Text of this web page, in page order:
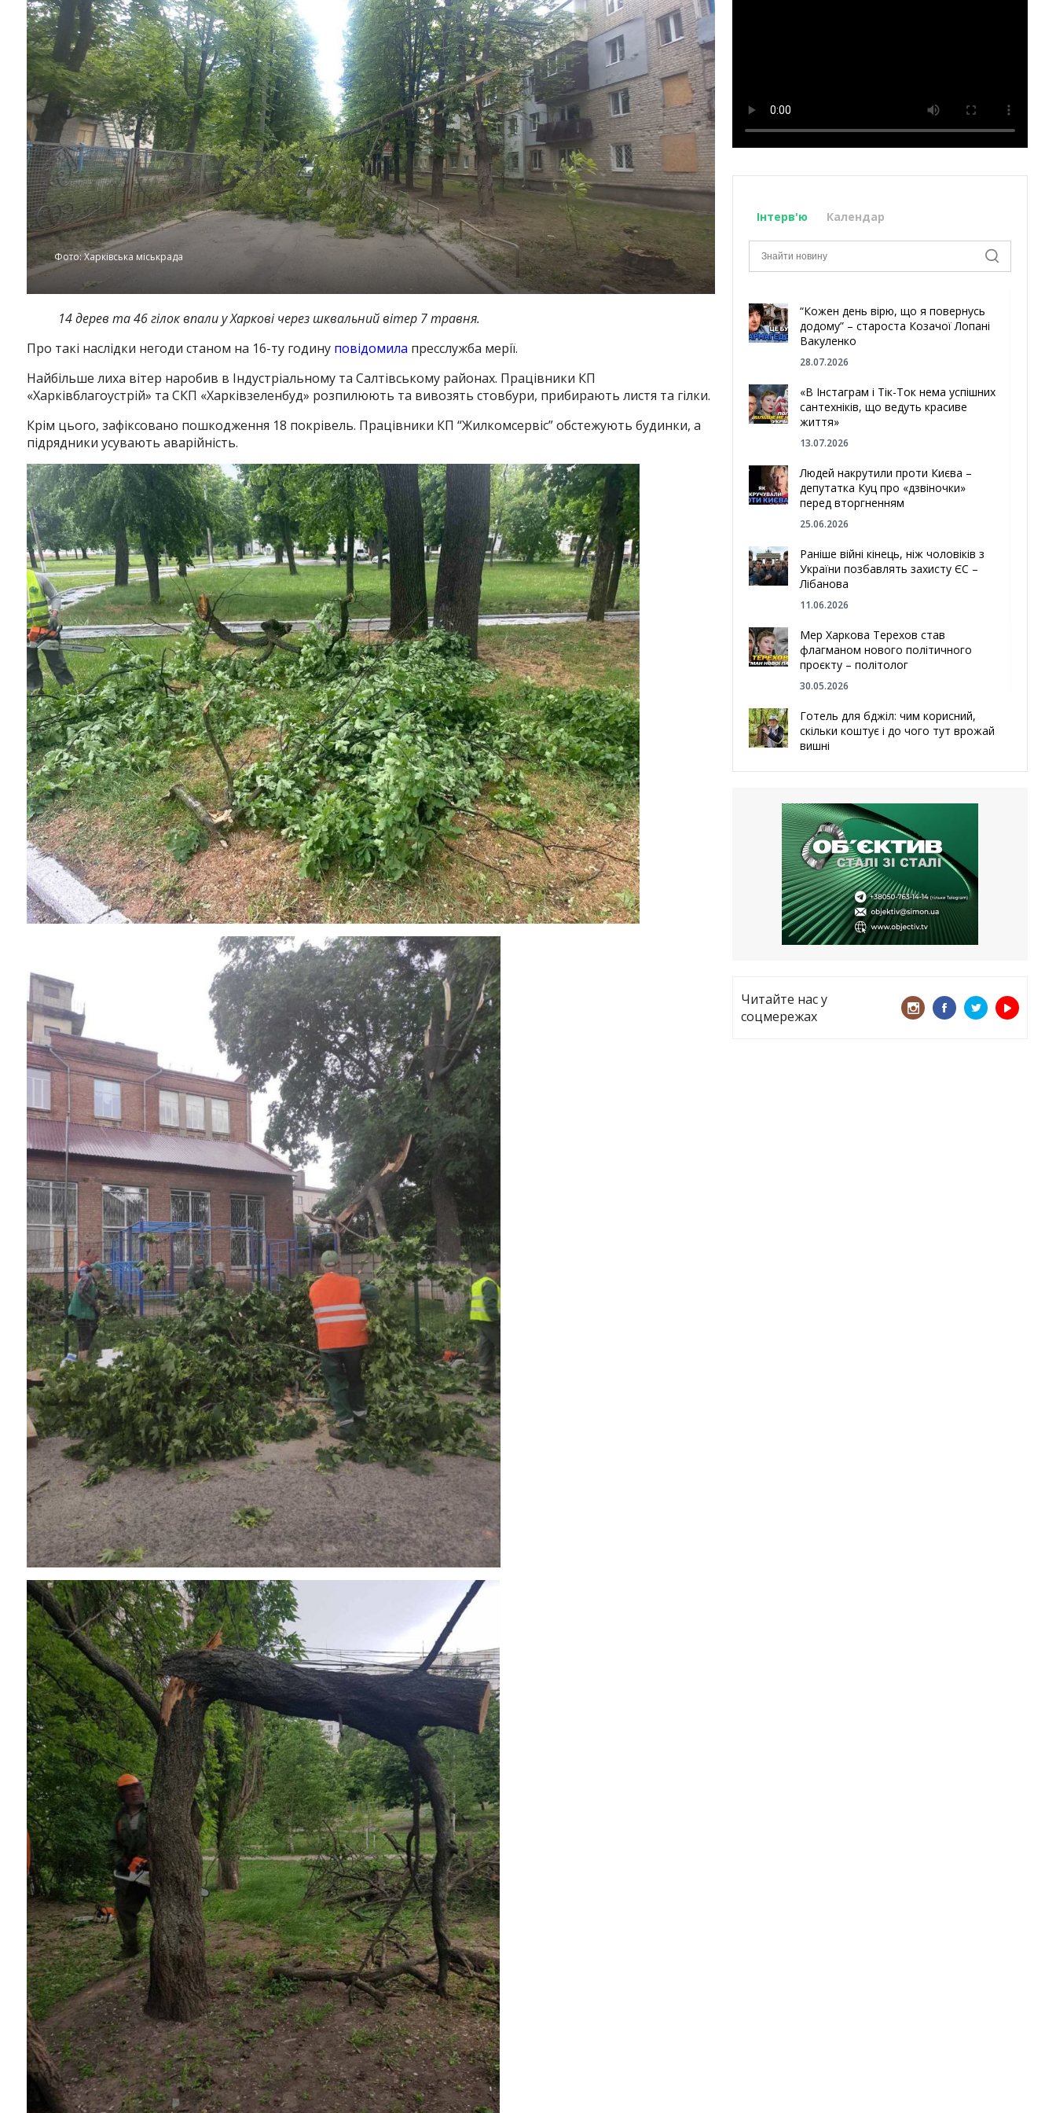
Фото: Харківська міськрада
14 дерев та 46 гілок впали у Харкові через шквальний вітер 7 травня.
Про такі наслідки негоди станом на 16-ту годину повідомила пресслужба мерії.
Найбільше лиха вітер наробив в Індустріальному та Салтівському районах. Працівники КП
«Харківблагоустрій» та СКП «Харківзеленбуд» розпилюють та вивозять стовбури, прибирають листя та гілки.
Крім цього, зафіксовано пошкодження 18 покрівель. Працівники КП “Жилкомсервіс” обстежують будинки, а
підрядники усувають аварійність.
Інтерв'ю Календар
“Кожен день вірю, що я повернусь
додому” – староста Козачої Лопані
Вакуленко
28.07.2026
«В Інстаграм і Тік-Ток нема успішних
сантехніків, що ведуть красиве
життя»
13.07.2026
Людей накрутили проти Києва –
депутатка Куц про «дзвіночки»
перед вторгненням
25.06.2026
Раніше війні кінець, ніж чоловіків з
України позбавлять захисту ЄС –
Лібанова
11.06.2026
Мер Харкова Терехов став
флагманом нового політичного
проєкту – політолог
30.05.2026
Готель для бджіл: чим корисний,
скільки коштує і до чого тут врожай
вишні
Чугуєва, міста, яке встояло попри
все
21.05.2026
«ТЦК порушує закон? Нехай
платять!» Як завдяки штрафу жінку
виключили з обліку
15.05.2026
Читайте нас у
соцмережах
TwitterYoutube